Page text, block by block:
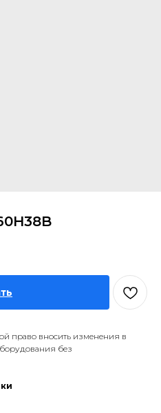
право вносить изменения в
без